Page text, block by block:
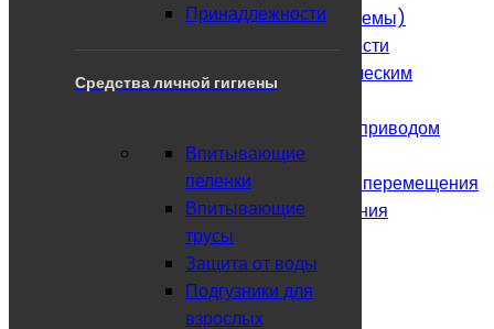
Принадлежности
Средства личной гигиены
Впитывающие
пеленки
Впитывающие
трусы
Защита от воды
Подгузники для
взрослых
Противопролежневые матрасы (системы)
Кровати медицинские и принадлежности
Кровати медицинские с механическим
Кровати медицинские с электроприводом
Принадлежности
Подъемники, носилки и средства для перемещения
Носилки и пояса для перемещения
Подъемники для ванны
Подъемники для лестниц
Подъемники для перемещения
Средства личной гигиены